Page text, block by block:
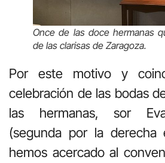
Once de las doce hermanas
de las clarisas de Zaragoza.
Por este motivo y
celebración de las bodas
las hermanas, sor
(segunda por la
hemos acercado al